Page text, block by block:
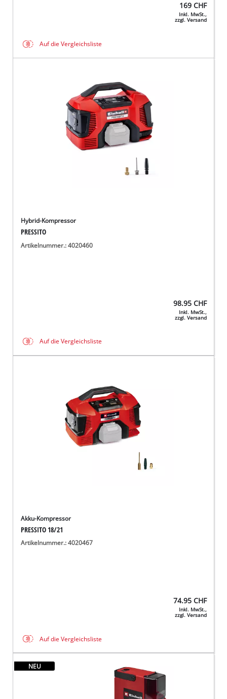
169 CHF
Inkl. MwSt.,
zzgl. Versand
Auf die Vergleichsliste
Hybrid-Kompressor
PRESSITO
Artikelnummer.: 4020460
98.95 CHF
Inkl. MwSt.,
zzgl. Versand
Auf die Vergleichsliste
Akku-Kompressor
PRESSITO 18/21
Artikelnummer.: 4020467
74.95 CHF
Inkl. MwSt.,
zzgl. Versand
Auf die Vergleichsliste
NEU